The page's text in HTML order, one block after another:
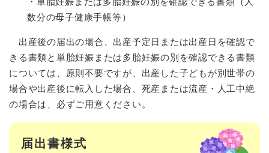
数分の母子健康手帳等）
出産後の届出の場合、出産予定日または出産日を確認で
きる書類と単胎妊娠または多胎妊娠の別を確認できる書類
については、原則不要ですが、出産した子どもが別世帯の
場合や出産後に転入した場合、死産または流産・人工中絶
の場合は、必ずご用意ください。
届出書様式